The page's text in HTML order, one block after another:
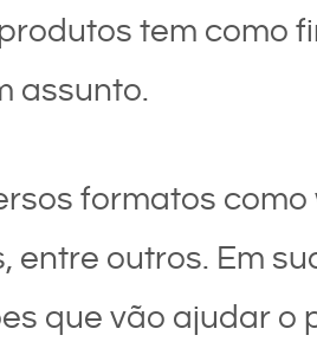
tem como
assunto.
formatos
entre outros. Em
que vão ajudar o